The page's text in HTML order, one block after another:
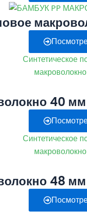
40 мм
48 мм